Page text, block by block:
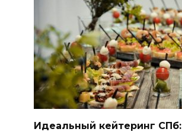
Идеальный кейтеринг СПб: